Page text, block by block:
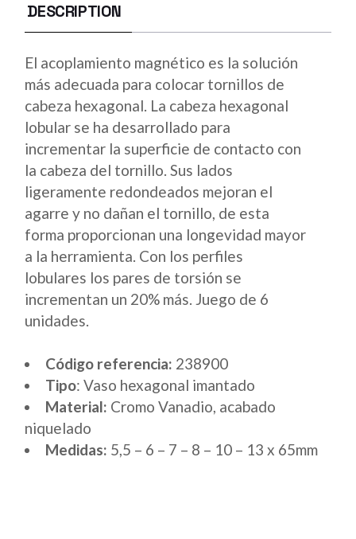
DESCRIPTION
El acoplamiento magnético es la solución
más adecuada para colocar tornillos de
cabeza hexagonal. La cabeza hexagonal
lobular se ha desarrollado para
incrementar la superficie de contacto con
la cabeza del tornillo. Sus lados
ligeramente redondeados mejoran el
agarre y no dañan el tornillo, de esta
forma proporcionan una longevidad mayor
a la herramienta. Con los perfiles
lobulares los pares de torsión se
incrementan un 20% más. Juego de 6
unidades.
Código referencia: 238900
Tipo: Vaso hexagonal imantado
Material: Cromo Vanadio, acabado
niquelado
Medidas: 5,5 – 6 – 7 – 8 – 10 – 13 x 65mm